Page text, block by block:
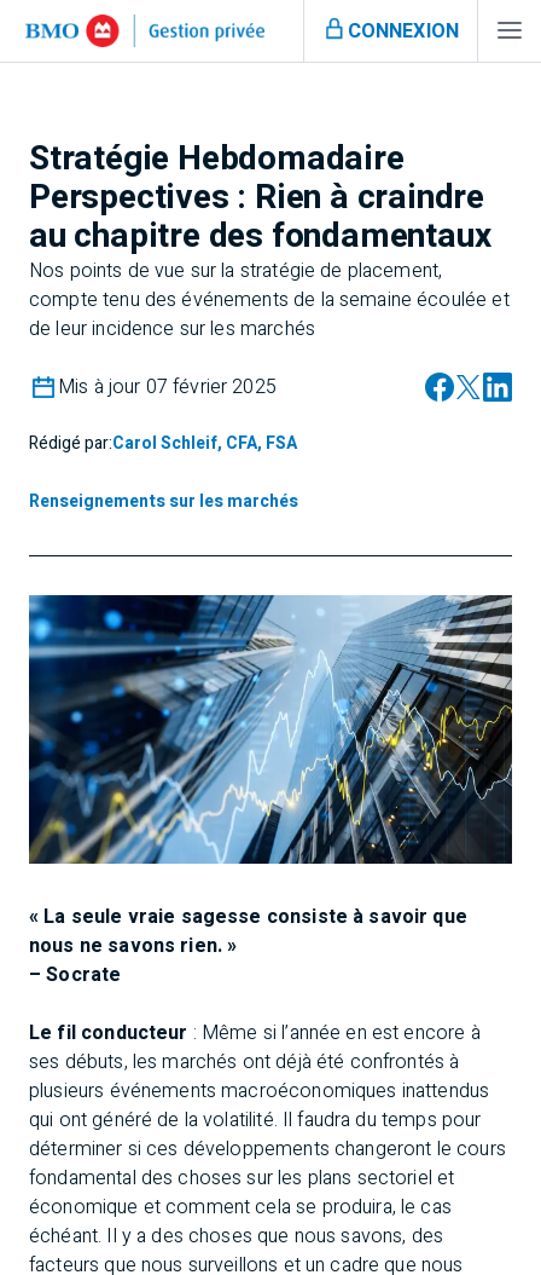
CONNEXION
Stratégie Hebdomadaire
Perspectives : Rien à craindre
au chapitre des fondamentaux
Nos points de vue sur la stratégie de placement,
compte tenu des événements de la semaine écoulée et
de leur incidence sur les marchés
Mis à jour 07 février 2025
Rédigé par:Carol Schleif, CFA, FSA
Renseignements sur les marchés
« La seule vraie sagesse consiste à savoir que
nous ne savons rien. »
– Socrate
Le fil conducteur : Même si l’année en est encore à
ses débuts, les marchés ont déjà été confrontés à
plusieurs événements macroéconomiques inattendus
qui ont généré de la volatilité. Il faudra du temps pour
déterminer si ces développements changeront le cours
fondamental des choses sur les plans sectoriel et
économique et comment cela se produira, le cas
échéant. Il y a des choses que nous savons, des
facteurs que nous surveillons et un cadre que nous